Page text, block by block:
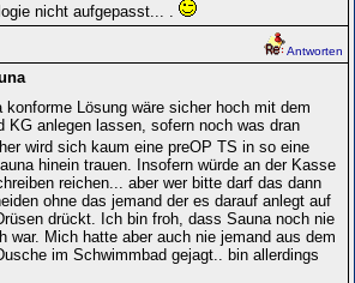
nicht aufgepasst... .
Antworten
konforme Lösung wäre sicher hoch mit dem
KG anlegen lassen, sofern noch was dran
wird sich kaum eine preOP TS in so eine
hinein trauen. Insofern würde an der Kasse
reichen... aber wer bitte darf das dann
ohne das jemand der es darauf anlegt auf
drückt. Ich bin froh, dass Sauna noch nie
war. Mich hatte aber auch nie jemand aus dem
im Schwimmbad gejagt.. bin allerdings